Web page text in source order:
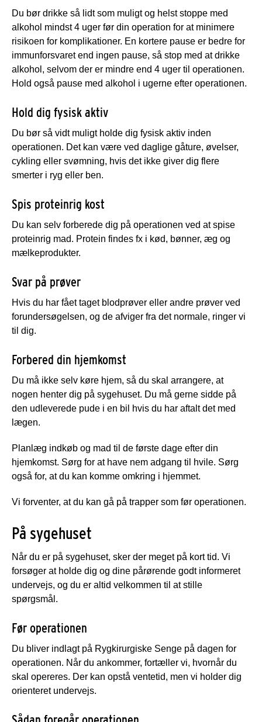
Du bør drikke så lidt som muligt og helst stoppe med
alkohol mindst 4 uger før din operation for at minimere
risikoen for komplikationer. En kortere pause er bedre for
immunforsvaret end ingen pause, så stop med at drikke
alkohol, selvom der er mindre end 4 uger til operationen.
Hold også pause med alkohol i ugerne efter operationen.
Hold dig fysisk aktiv
Du bør så vidt muligt holde dig fysisk aktiv inden
operationen. Det kan være ved daglige gåture, øvelser,
cykling eller svømning, hvis det ikke giver dig flere
smerter i ryg eller ben.
Spis proteinrig kost
Du kan selv forberede dig på operationen ved at spise
proteinrig mad. Protein findes fx i kød, bønner, æg og
mælkeprodukter.
Svar på prøver
Hvis du har fået taget blodprøver eller andre prøver ved
forundersøgelsen, og de afviger fra det normale, ringer vi
til dig.
Forbered din hjemkomst
Du må ikke selv køre hjem, så du skal arrangere, at
nogen henter dig på sygehuset. Du må gerne sidde på
den udleverede pude i en bil hvis du har aftalt det med
lægen.
Planlæg indkøb og mad til de første dage efter din
hjemkomst. Sørg for at have nem adgang til hvile. Sørg
også for, at du kan komme omkring i hjemmet.
Vi forventer, at du kan gå på trapper som før operationen.
På sygehuset
Når du er på sygehuset, sker der meget på kort tid. Vi
forsøger at holde dig og dine pårørende godt informeret
undervejs, og du er altid velkommen til at stille
spørgsmål.
Før operationen
Du bliver indlagt på Rygkirurgiske Senge på dagen for
operationen. Når du ankommer, fortæller vi, hvornår du
skal opereres. Der kan opstå ventetid, men vi holder dig
orienteret undervejs.